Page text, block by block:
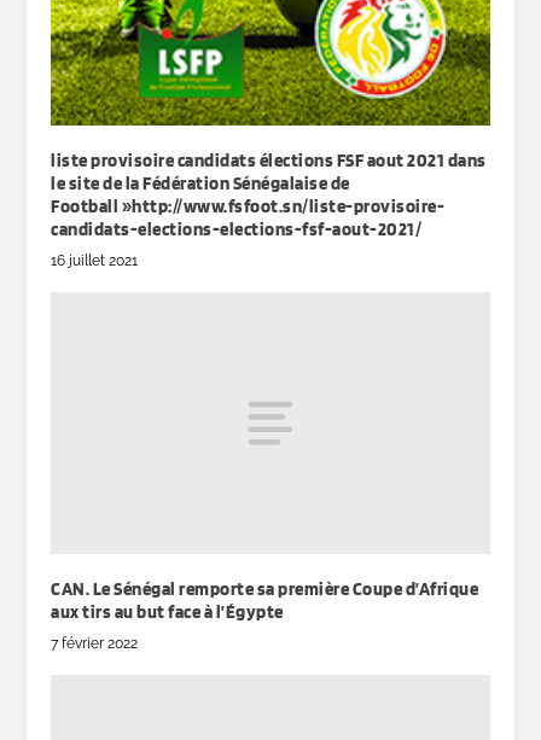
liste provisoire candidats élections FSF aout 2021 dans
le site de la Fédération Sénégalaise de
Football »http://www.fsfoot.sn/liste-provisoire-
candidats-elections-elections-fsf-aout-2021/
16 juillet 2021
CAN. Le Sénégal remporte sa première Coupe d’Afrique
aux tirs au but face à l’Égypte
7 février 2022